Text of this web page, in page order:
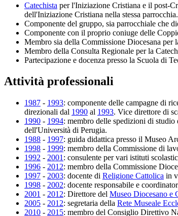
Catechista per l'Iniziazione Cristiana e il post-
dell'Iniziazione Cristiana nella stessa
Componente del gruppo, sia parrocchiale che
Componente con il proprio coniuge delle
Membro sia della Commissione Diocesana per
Membro della Consulta Regionale per la
Partecipazione e docenza presso la Scuola di
Attività professionali
1987 - 1993: componente delle campagne di
direzionali dal 1990 al 1993. Vice direttore di
1990 - 1994: membro delle spedizioni di studio
dell'Università di Perugia.
1988 - 1997: guida didattica presso il Museo
1998 - 1999: membro della Commissione di
1992 - 2001 : consulente per vari istituti
1996 - 2012: membro della Commissione
1997 - 2003: docente di Religione Cattolica in
1998 - 2002: docente responsabile e
2001 - 2012: Direttore del Museo Diocesano e
2005 - 2012: segretaria della Rete Museale
2010 - 2015: membro del Consiglio Direttivo